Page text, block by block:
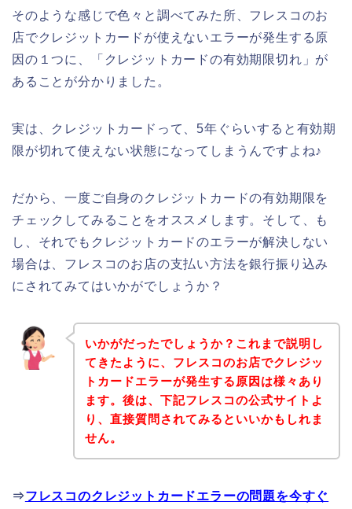
そのような感じで色々と調べてみた所、フレスコのお
店でクレジットカードが使えないエラーが発生する原
因の１つに、「クレジットカードの有効期限切れ」が
あることが分かりました。
実は、クレジットカードって、5年ぐらいすると有効期
限が切れて使えない状態になってしまうんですよね♪
だから、一度ご自身のクレジットカードの有効期限を
チェックしてみることをオススメします。そして、も
し、それでもクレジットカードのエラーが解決しない
場合は、フレスコのお店の支払い方法を銀行振り込み
にされてみてはいかがでしょうか？
いかがだったでしょうか？これまで説明し
てきたように、フレスコのお店でクレジッ
トカードエラーが発生する原因は様々あり
ます。後は、下記フレスコの公式サイトよ
り、直接質問されてみるといいかもしれま
せん。
⇒フレスコのクレジットカードエラーの問題を今すぐ